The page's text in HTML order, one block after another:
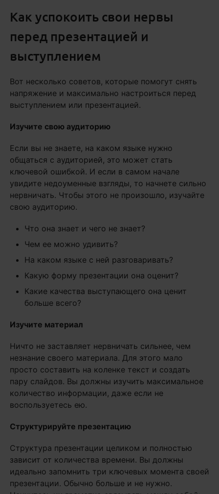
Как успокоить свои нервы
перед презентацией и
выступлением
Вот несколько советов, которые помогут снять
напряжение и максимально настроиться перед
выступлением или презентацией.
Изучите свою аудиторию
Если вы не знаете, на каком языке нужно
общаться с аудиторией, это может стать
ключевой ошибкой. И если в самом начале
увидите недоуменные взгляды, то начнете сильно
нервничать. Чтобы этого не произошло, изучайте
свою аудиторию.
Что она знает и чего не знает?
Чем ее можно удивить?
На каком языке с ней разговаривать?
Какую форму презентации она оценит?
Какие качества выступающего она ценит
больше всего?
Изучите материал
Ничто не заставляет нервничать сильнее, чем
незнание своего материала. Для этого мало
просто составить на коленке текст и создать
пару слайдов. Вы должны изучить максимальное
количество информации, даже если не
воспользуетесь ею.
Структурируйте презентацию
Структура презентации целиком и полностью
зависит от количества времени. Вы должны
идеально запомнить три ключевых момента своей
презентации. Обычно больше и не нужно.